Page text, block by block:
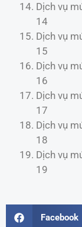
Dịch vụ
14
Dịch vụ
15
Dịch vụ
16
Dịch vụ
17
Dịch vụ
18
Dịch vụ
19
Facebook